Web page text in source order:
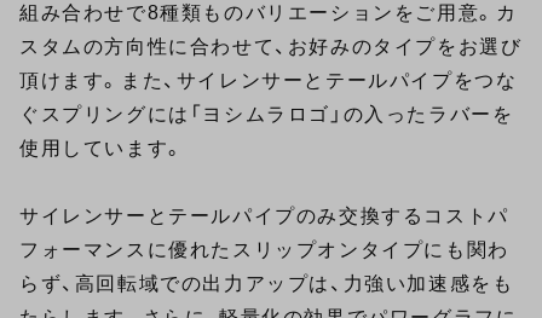
組み合わせで8種類ものバリエーションをご用意。カ
スタムの方向性に合わせて、お好みのタイプをお選び
頂けます。また、サイレンサーとテールパイプをつな
ぐスプリングには「ヨシムラロゴ」の入ったラバーを
使用しています。
サイレンサーとテールパイプのみ交換するコストパ
フォーマンスに優れたスリップオンタイプにも関わ
らず、高回転域での出力アップは、力強い加速感をも